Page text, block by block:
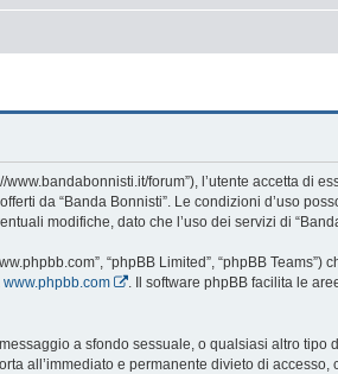
www.bandabonnisti.it/forum”), l’utente accetta
da “Banda Bonnisti”. Le condizioni d’uso
modifiche, dato che l’uso dei servizi di
“phpBB Limited”, “phpBB
www.phpbb.com
. Il software phpBB facilita le
a sfondo sessuale, o qualsiasi altro
all’immediato e permanente divieto di